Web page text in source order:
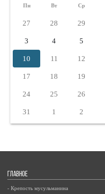
Пн Вт Ср
27 28 29
3 4 5
10 11 12
17 18 19
24 25 26
31 1 2
ГЛАВНОЕ
- Крепость мусульманина